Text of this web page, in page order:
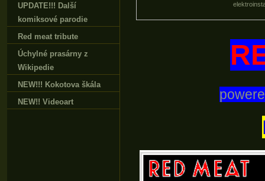
UPDATE!!! Další
komiksové parodie
Red meat tribute
Úchylné prasárny z
Wikipedie
NEW!!! Kokotova škála
NEW!! Videoart